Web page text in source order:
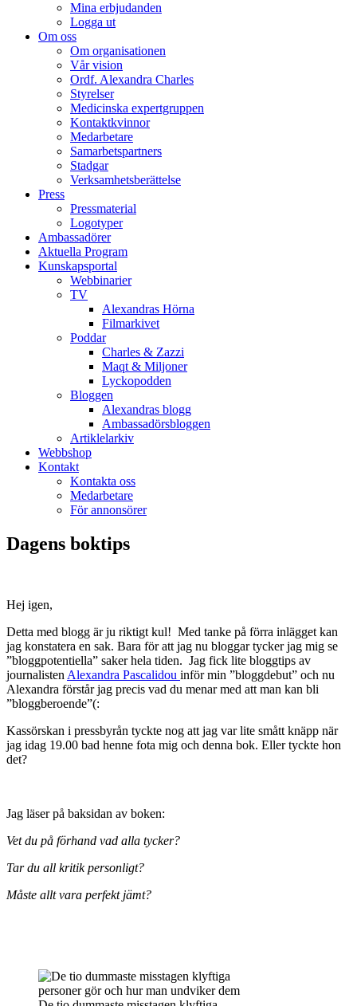
Mina erbjudanden
Logga ut
Om oss
Om organisationen
Vår vision
Ordf. Alexandra Charles
Styrelser
Medicinska expertgruppen
Kontaktkvinnor
Medarbetare
Samarbetspartners
Stadgar
Verksamhetsberättelse
Press
Pressmaterial
Logotyper
Ambassadörer
Aktuella Program
Kunskapsportal
Webbinarier
TV
Alexandras Hörna
Filmarkivet
Poddar
Charles & Zazzi
Maqt & Miljoner
Lyckopodden
Bloggen
Alexandras blogg
Ambassadörsbloggen
Artiklelarkiv
Webbshop
Kontakt
Kontakta oss
Medarbetare
För annonsörer
Dagens boktips
Hej igen,
Detta med blogg är ju riktigt kul! Med tanke på förra inlägget kan
jag konstatera en sak. Bara för att jag nu bloggar tycker jag mig se
”bloggpotentiella” saker hela tiden. Jag fick lite bloggtips av
journalisten Alexandra Pascalidou inför min ”bloggdebut” och nu
Alexandra förstår jag precis vad du menar med att man kan bli
”bloggberoende”(:
Kassörskan i pressbyrån tyckte nog att jag var lite smått knäpp när
jag idag 19.00 bad henne fota mig och denna bok. Eller tyckte hon
det?
Jag läser på baksidan av boken:
Vet du på förhand vad alla tycker?
Tar du all kritik personligt?
Måste allt vara perfekt jämt?